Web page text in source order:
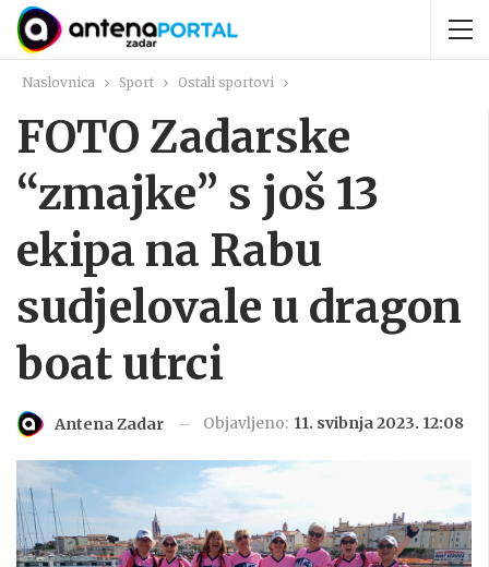
Naslovnica Sport Ostali sportovi
FOTO Zadarske
“zmajke” s još 13
ekipa na Rabu
sudjelovale u dragon
boat utrci
Antena Zadar Objavljeno: 11. svibnja 2023. 12:08